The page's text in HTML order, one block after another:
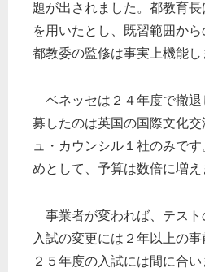
題が出されました。都教育
を用いたとし、既習範囲から
都教委の監修は事実上機能し
ベネッセは２４年度で撤退
募したのは英国の国際文化
ュ・カウンシル１社のみで
めとして、予算は数倍に増え
事業者が変われば、テスト
入試の変更には２年以上の事
２５年度の入試には間に合